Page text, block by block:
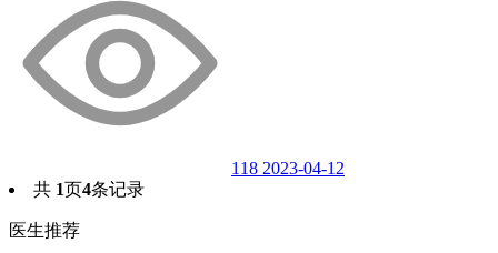
118 2023-04-12
共 1页4条记录
医生推荐